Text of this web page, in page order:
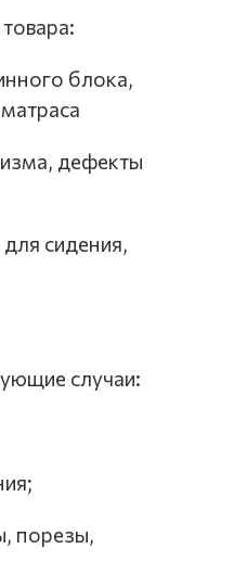
блока,
дефекты
сидения,
случаи:
порезы,